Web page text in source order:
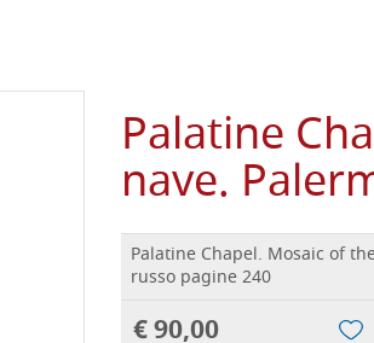
Palatine
nave.
Palatine Chapel. Mosaic of
russo pagine 240
€ 90,00